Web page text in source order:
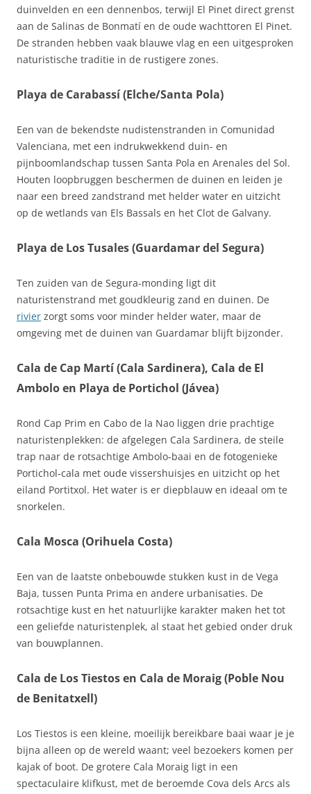
duinvelden en een dennenbos, terwijl El Pinet direct grenst
aan de Salinas de Bonmatí en de oude wachttoren El Pinet.
De stranden hebben vaak blauwe vlag en een uitgesproken
naturistische traditie in de rustigere zones.
Playa de Carabassí (Elche/Santa Pola)
Een van de bekendste nudistenstranden in Comunidad
Valenciana, met een indrukwekkend duin- en
pijnboomlandschap tussen Santa Pola en Arenales del Sol.
Houten loopbruggen beschermen de duinen en leiden je
naar een breed zandstrand met helder water en uitzicht
op de wetlands van Els Bassals en het Clot de Galvany.
Playa de Los Tusales (Guardamar del Segura)
Ten zuiden van de Segura‑monding ligt dit
naturistenstrand met goudkleurig zand en duinen. De
rivier zorgt soms voor minder helder water, maar de
omgeving met de duinen van Guardamar blijft bijzonder.
Cala de Cap Martí (Cala Sardinera), Cala de El
Ambolo en Playa de Portichol (Jávea)
Rond Cap Prim en Cabo de la Nao liggen drie prachtige
naturistenplekken: de afgelegen Cala Sardinera, de steile
trap naar de rotsachtige Ambolo‑baai en de fotogenieke
Portichol‑cala met oude vissershuisjes en uitzicht op het
eiland Portitxol. Het water is er diepblauw en ideaal om te
snorkelen.
Cala Mosca (Orihuela Costa)
Een van de laatste onbebouwde stukken kust in de Vega
Baja, tussen Punta Prima en andere urbanisaties. De
rotsachtige kust en het natuurlijke karakter maken het tot
een geliefde naturistenplek, al staat het gebied onder druk
van bouwplannen.
Cala de Los Tiestos en Cala de Moraig (Poble Nou
de Benitatxell)
Los Tiestos is een kleine, moeilijk bereikbare baai waar je je
bijna alleen op de wereld waant; veel bezoekers komen per
kajak of boot. De grotere Cala Moraig ligt in een
spectaculaire klifkust, met de beroemde Cova dels Arcs als